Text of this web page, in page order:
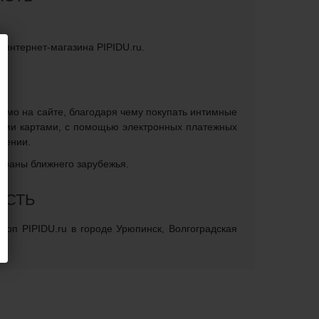
интернет-магазина PIPIDU.ru.
на сайте, благодаря чему покупать интимные
картами, с помощью электронных платежных
ближнего зарубежья.
PIPIDU.ru в городе Урюпинск, Волгоградская